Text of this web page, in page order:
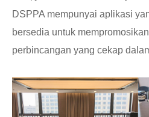
DSPPA mempunyai aplikasi
bersedia untuk
perbincangan yang cekap